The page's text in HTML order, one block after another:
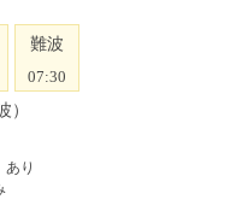
難波
07:30
）
あり